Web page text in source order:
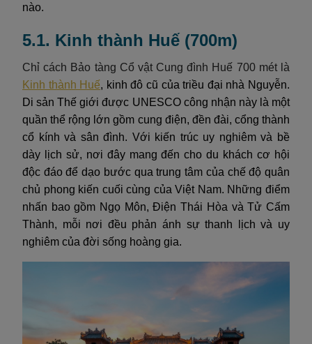
nào.
5.1. Kinh thành Huế (700m)
Chỉ cách Bảo tàng Cổ vật Cung đình Huế 700 mét là
Kinh thành Huế, kinh đô cũ của triều đại nhà Nguyễn.
Di sản Thế giới được UNESCO công nhận này là một
quần thể rộng lớn gồm cung điện, đền đài, cổng thành
cổ kính và sân đình. Với kiến trúc uy nghiêm và bề
dày lịch sử, nơi đây mang đến cho du khách cơ hội
độc đáo để dạo bước qua trung tâm của chế độ quân
chủ phong kiến cuối cùng của Việt Nam. Những điểm
nhấn bao gồm Ngọ Môn, Điện Thái Hòa và Tử Cấm
Thành, mỗi nơi đều phản ánh sự thanh lịch và uy
nghiêm của đời sống hoàng gia.